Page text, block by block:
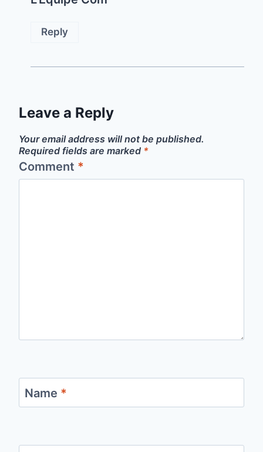
Reply
Leave a Reply
Your email address will not be published.
Required fields are marked *
Comment *
Name *